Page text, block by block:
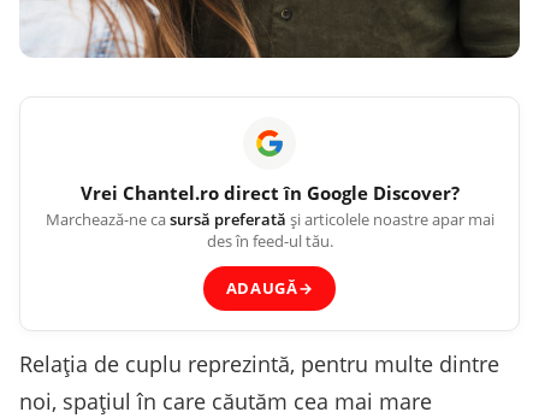
Vrei Chantel.rodirect în Google Discover?
Marchează-ne casursă preferată și articolele noastre apar mai
des în feed-ul tău.
ADAUGĂ→
Relația de cuplu reprezintă, pentru multe dintre
noi, spațiul în care căutăm cea mai mare